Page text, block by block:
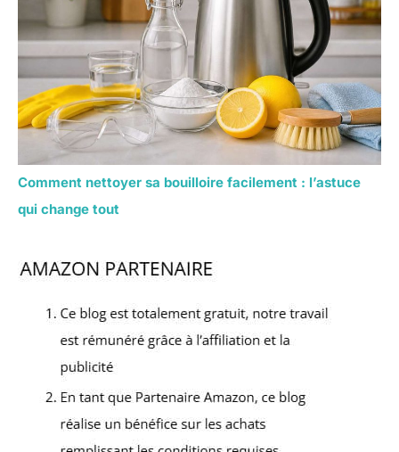
Comment nettoyer sa bouilloire facilement : l’astuce
qui change tout